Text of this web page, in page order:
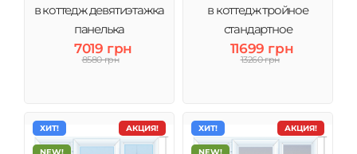
в коттедж девятиэтажка
панелька
7019 грн
8580 грн
в коттедж тройное
стандартное
11699 грн
13260 грн
АКЦИЯ!
ХИТ! АКЦИЯ!
ХИТ!